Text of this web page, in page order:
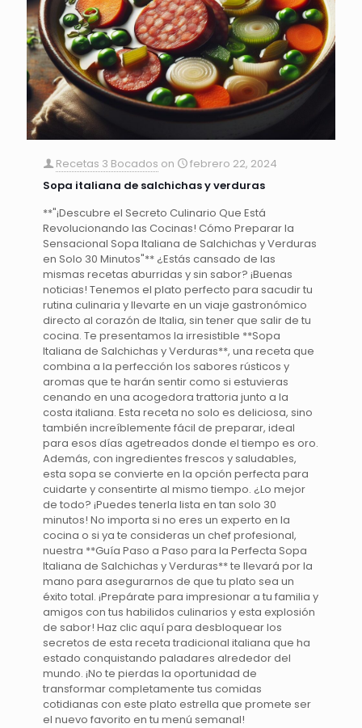
Recetas 3 Bocados on
febrero 22, 2024
Sopa italiana de salchichas y verduras
**"¡Descubre el Secreto Culinario Que Está
Revolucionando las Cocinas! Cómo Preparar la
Sensacional Sopa Italiana de Salchichas y Verduras
en Solo 30 Minutos"** ¿Estás cansado de las
mismas recetas aburridas y sin sabor? ¡Buenas
noticias! Tenemos el plato perfecto para sacudir tu
rutina culinaria y llevarte en un viaje gastronómico
directo al corazón de Italia, sin tener que salir de tu
cocina. Te presentamos la irresistible **Sopa
Italiana de Salchichas y Verduras**, una receta que
combina a la perfección los sabores rústicos y
aromas que te harán sentir como si estuvieras
cenando en una acogedora trattoria junto a la
costa italiana. Esta receta no solo es deliciosa, sino
también increíblemente fácil de preparar, ideal
para esos días agetreados donde el tiempo es oro.
Además, con ingredientes frescos y saludables,
esta sopa se convierte en la opción perfecta para
cuidarte y consentirte al mismo tiempo. ¿Lo mejor
de todo? ¡Puedes tenerla lista en tan solo 30
minutos! No importa si no eres un experto en la
cocina o si ya te consideras un chef profesional,
nuestra **Guía Paso a Paso para la Perfecta Sopa
Italiana de Salchichas y Verduras** te llevará por la
mano para asegurarnos de que tu plato sea un
éxito total. ¡Prepárate para impresionar a tu familia y
amigos con tus habilidos culinarios y esta explosión
de sabor! Haz clic aquí para desbloquear los
secretos de esta receta tradicional italiana que ha
estado conquistando paladares alrededor del
mundo. ¡No te pierdas la oportunidad de
transformar completamente tus comidas
cotidianas con este plato estrella que promete ser
el nuevo favorito en tu menú semanal!